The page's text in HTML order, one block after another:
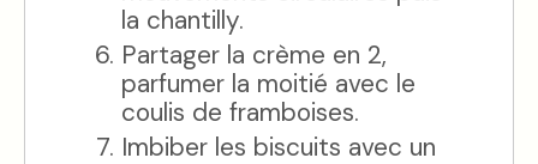
la chantilly.
Partager la crème en 2,
parfumer la moitié avec le
coulis de framboises.
Imbiber les biscuits avec un